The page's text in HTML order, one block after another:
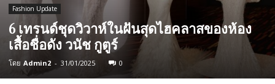
Fashion Update
6 เทรนด์ชุดวิวาห์ในฝันสุดไฮคลาสของห้อง
เสื้อชื่อดัง วนัช กูตูร์
โดย Admin2 - 31/01/2025 0